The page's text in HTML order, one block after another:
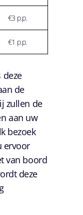
€3 p.p.
€1 p.p.
deze
de
zullen de
aan uw
bezoek
ervoor
van boord
deze